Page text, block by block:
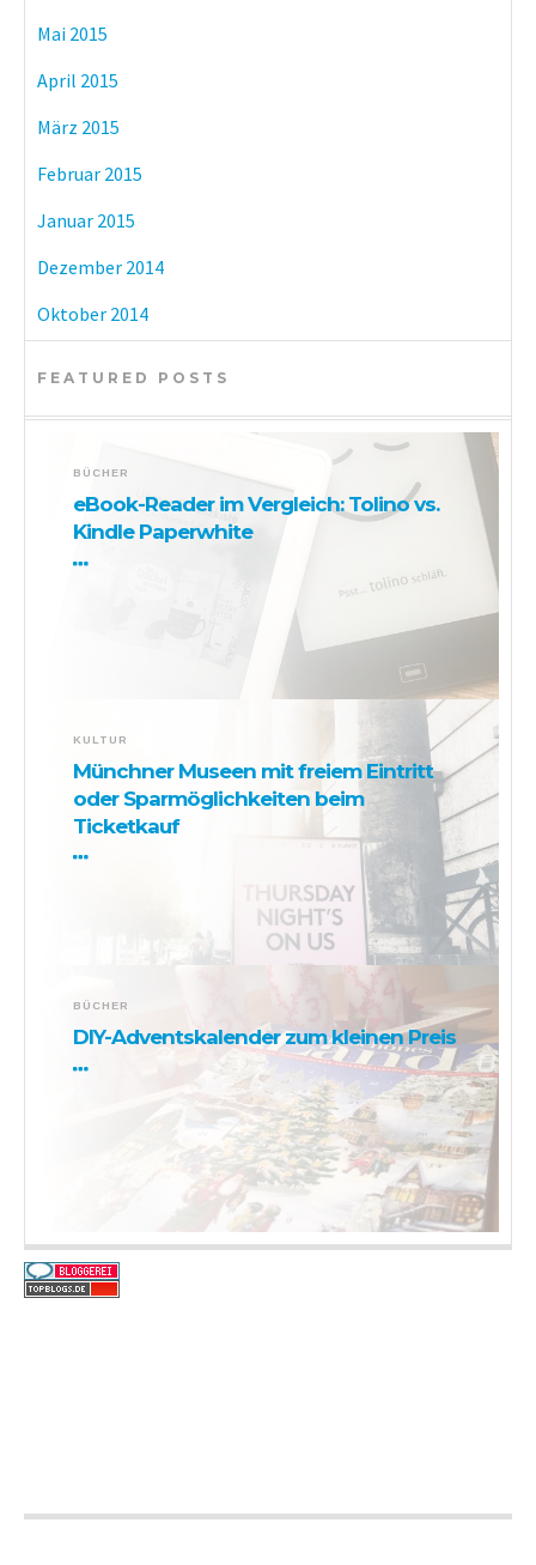
Mai 2015
April 2015
März 2015
Februar 2015
Januar 2015
Dezember 2014
Oktober 2014
FEATURED POSTS
BÜCHER
eBook-Reader im Vergleich: Tolino vs.
Kindle Paperwhite
KULTUR
Münchner Museen mit freiem Eintritt
oder Sparmöglichkeiten beim
Ticketkauf
BÜCHER
DIY-Adventskalender zum kleinen Preis